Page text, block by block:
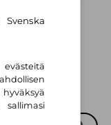
Svenska